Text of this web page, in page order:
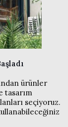
ürünler
tasarım
seçiyoruz.